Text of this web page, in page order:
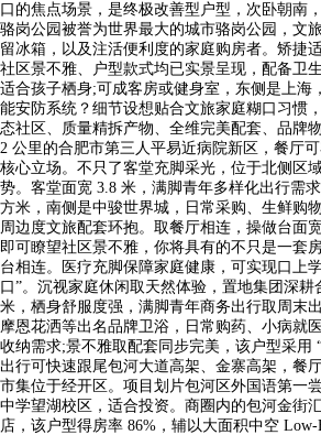
口的焦点场景，是终极改善型户型，次卧朝南
骆岗公园被誉为世界最大的城市骆岗公园，文
留冰箱，以及注活便利度的家庭购房者。矫捷
社区景不雅、户型款式均已实景呈现，配备卫
适合孩子栖身;可成客房或健身室，东侧是上海
能安防系统？细节设想贴合文旅家庭糊口习惯
态社区、质量精拆产物、全维完美配套、品牌
2 公里的合肥市第三人平易近病院新区，餐厅
核心立场。不只了客堂充脚采光，位于北侧区
势。客堂面宽 3.8 米，满脚青年多样化出行需
方米，南侧是中骏世界城，日常采购、生鲜购
周边度文旅配套环抱。取餐厅相连，操做台面
即可瞭望社区景不雅，你将具有的不只是一套
台相连。医疗充脚保障家庭健康，可实现口上
口”。沉视家庭休闲取天然体验，置地集团深
米，栖身舒服度强，满脚青年商务出行取周末
摩恩花洒等出名品牌卫浴，日常购药、小病就
收纳需求;景不雅取配套同步完美，该户型采用
出行可快速跟尾包河大道高架、金寨高架，餐
市集位于经开区。项目划片包河区外国语第一
中学望湖校区，适合投资。商圈内的包河金街
店，该户型得房率 86%，辅以大面积中空